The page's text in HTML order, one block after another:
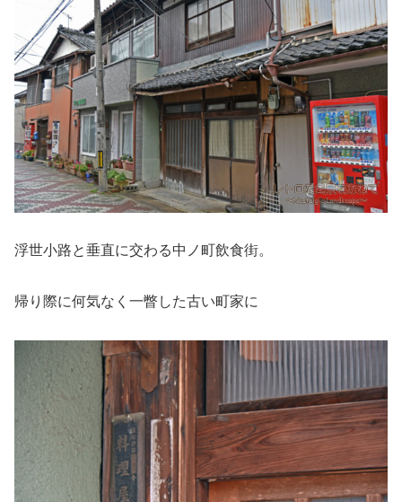
浮世小路と垂直に交わる中ノ町飲食街。
帰り際に何気なく一瞥した古い町家に